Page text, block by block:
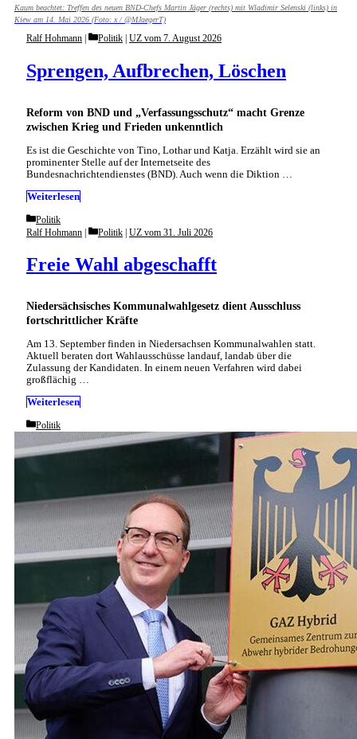
Kaum beachtet: Treffen des neuen BND-Chefs Martin Jäger (rechts) mit Wladimir Selenski (links) in
Kiew am 14. Mai 2026 (Foto: x / @MJaegerT)
Reform von BND und „Verfassungsschutz“ macht Grenze
zwischen Krieg und Frieden unkenntlich
Sprengen, Aufbrechen, Löschen
Ralf Hohmann Categories
Politik UZ vom 7. August 2026
Es ist die Geschichte von Tino, Lothar und Katja. Erzählt wird sie an
prominenter Stelle auf der Internetseite des
Bundesnachrichtendienstes (BND). Auch wenn die Diktion …
Weiterlesen
Categories
Politik
Niedersächsisches Kommunalwahlgesetz dient Ausschluss
fortschrittlicher Kräfte
Freie Wahl abgeschafft
Ralf Hohmann Categories
Politik | UZ vom 31. Juli 2026
Am 13. September finden in Niedersachsen Kommunalwahlen statt.
Aktuell beraten dort Wahlausschüsse landauf, landab über die
Zulassung der Kandidaten. In einem neuen Verfahren wird dabei
großflächig …
Weiterlesen
Categories
Politik